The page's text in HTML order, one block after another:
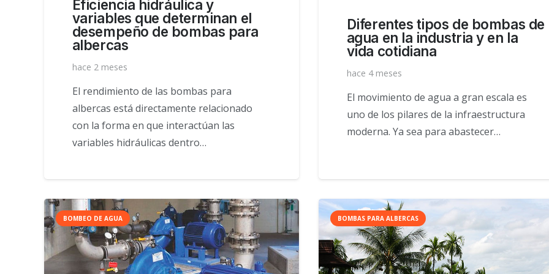
Eficiencia hidráulica y
variables que determinan el
desempeño de bombas para
albercas
hace 2 meses
El rendimiento de las bombas para
albercas está directamente relacionado
con la forma en que interactúan las
variables hidráulicas dentro…
Diferentes tipos de bombas de
agua en la industria y en la
vida cotidiana
hace 4 meses
El movimiento de agua a gran escala es
uno de los pilares de la infraestructura
moderna. Ya sea para abastecer…
BOMBEO DE AGUA BOMBAS PARA ALBERCAS